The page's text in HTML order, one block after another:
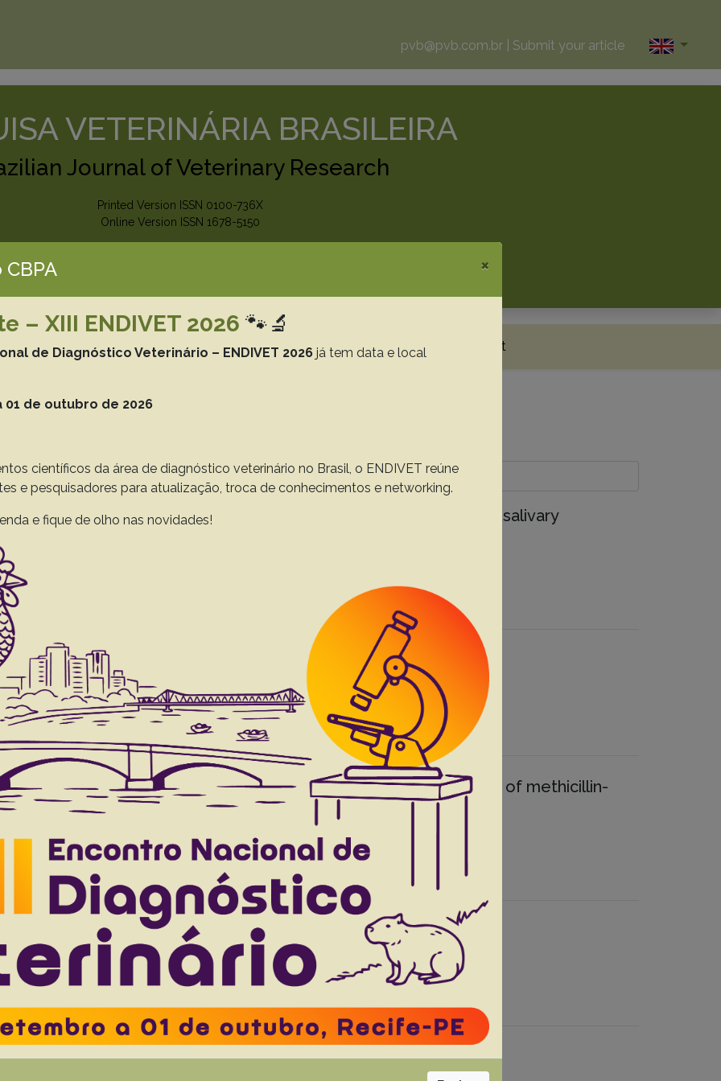
pvb@pvb.com.br| Submit your article
VETERINÁRIA BRASILEIRA
Journal of Veterinary Research
Printed Version ISSN 0100-736X
Online Version ISSN 1678-5150
Guidelines CBPA Laboratory Support Donations News Metrics Contact
Resultado da pesquisa (5)
Oz C.
in Callithrix jacchus primates in captivity running title: salivary
C.M.
44(0), 2024
of Testudines necropsied in the Distrito Federal, Brazil
M.V.B. Cavalcante A.K.S. Macêdo J.T.S.A. Pedroso P.M.O.
42(0), 2022 Download article |
resistance profiles, enterotoxin, and biofilm production of methicillin-
from clinical and animal products origins in Eastern Turkey
58 ruminants showing neurological disorders
C.R.R. Fino T.C.M. Castro M.B. Borges J.R.J. Soto-Blanco B.
and isolation in blue-fronted parrots, 36(Supl.1):41-45
×
– XIII ENDIVET 2026 🐾🔬
de Diagnóstico Veterinário – ENDIVET 2026 já tem data e local
de outubro de 2026
científicos da área de diagnóstico veterinário no Brasil, o ENDIVET reúne
e pesquisadores para atualização, troca de conhecimentos e networking.
e fique de olho nas novidades!